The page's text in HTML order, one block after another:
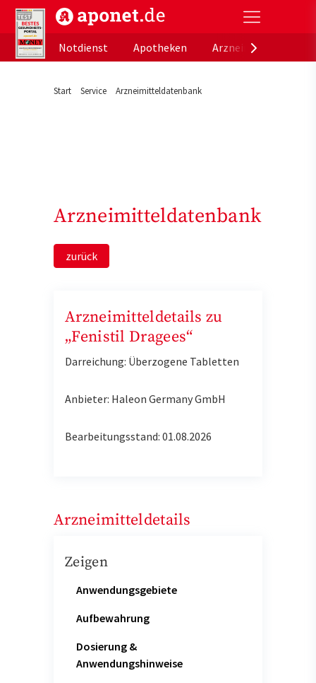
aponet.de - Das offizielle Gesundheitsportal der
Notdienst
Apotheken
Start Service Arzneimitteldatenbank
Arzneimitteldatenbank
zurück
Arzneimitteldetails zu
„Fenistil Dragees“
Darreichung: Überzogene Tabletten
Anbieter: Haleon Germany GmbH
Bearbeitungsstand: 01.08.2026
Arzneimitteldetails
Zeigen
Anwendungsgebiete
Aufbewahrung
Dosierung &
Anwendungshinweise